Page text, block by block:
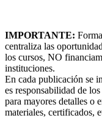
IMPORTANTE:
centraliza las
los cursos, NO
instituciones.
En cada publicación se
es responsabilidad de
para mayores detalles o
materiales, certificados,